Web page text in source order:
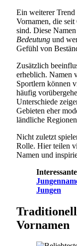
Ein weiterer
Vornamen, die
sind. Diese
Bedeutung und
Gefühl von
Zusätzlich
erheblich. Namen
Sportlern können
häufig
Unterschiede
Gebieten eher
ländliche
Nicht zuletzt
Rolle. Hier teilen
Namen und
Jungen
Vornamen